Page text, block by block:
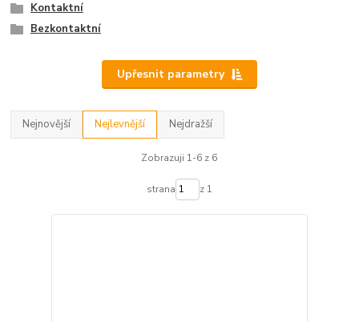
Kontaktní
Bezkontaktní
Upřesnit parametry
Nejnovější Nejlevnější Nejdražší
Zobrazuji 1-6 z 6
strana z 1